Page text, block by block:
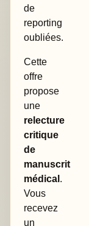
de
reporting
oubliées.
Cette
offre
propose
une
relecture
critique
de
manuscrit
médical.
Vous
recevez
un